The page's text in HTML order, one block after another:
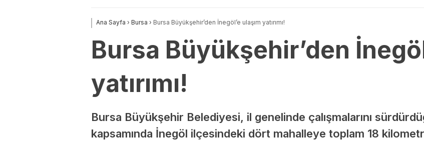
Ana Sayfa › Bursa › Bursa Büyükşehir’den İnegöl’e ulaşım yatırımı!
Bursa Büyükşehir’den
yatırımı!
Bursa Büyükşehir Belediyesi, il genelinde çalışmalarını
kapsamında İnegöl ilçesindeki dört mahalleye toplam 18